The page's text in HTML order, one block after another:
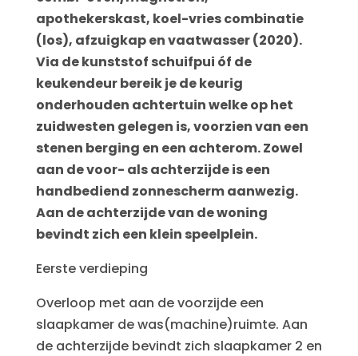
apothekerskast, koel-vries combinatie
(los), afzuigkap en vaatwasser (2020).
Via de kunststof schuifpui óf de
keukendeur bereik je de keurig
onderhouden achtertuin welke op het
zuidwesten gelegen is, voorzien van een
stenen berging en een achterom. Zowel
aan de voor- als achterzijde is een
handbediend zonnescherm aanwezig.
Aan de achterzijde van de woning
bevindt zich een klein speelplein.
Eerste verdieping
Overloop met aan de voorzijde een
slaapkamer de was(machine)ruimte. Aan
de achterzijde bevindt zich slaapkamer 2 en